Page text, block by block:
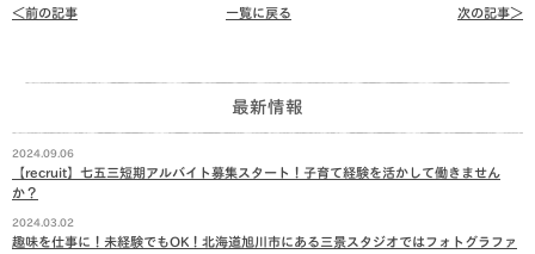
＜前の記事 次の記事＞
一覧に戻る
最新情報
2024.09.06
【recruit】七五三短期アルバイト募集スタート！子育て経験を活かして働きません
か？
2024.03.02
趣味を仕事に！未経験でもOK！北海道旭川市にある三景スタジオではフォトグラファ